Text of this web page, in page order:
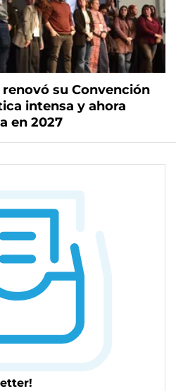
renovó su Convención
intensa y ahora
en 2027